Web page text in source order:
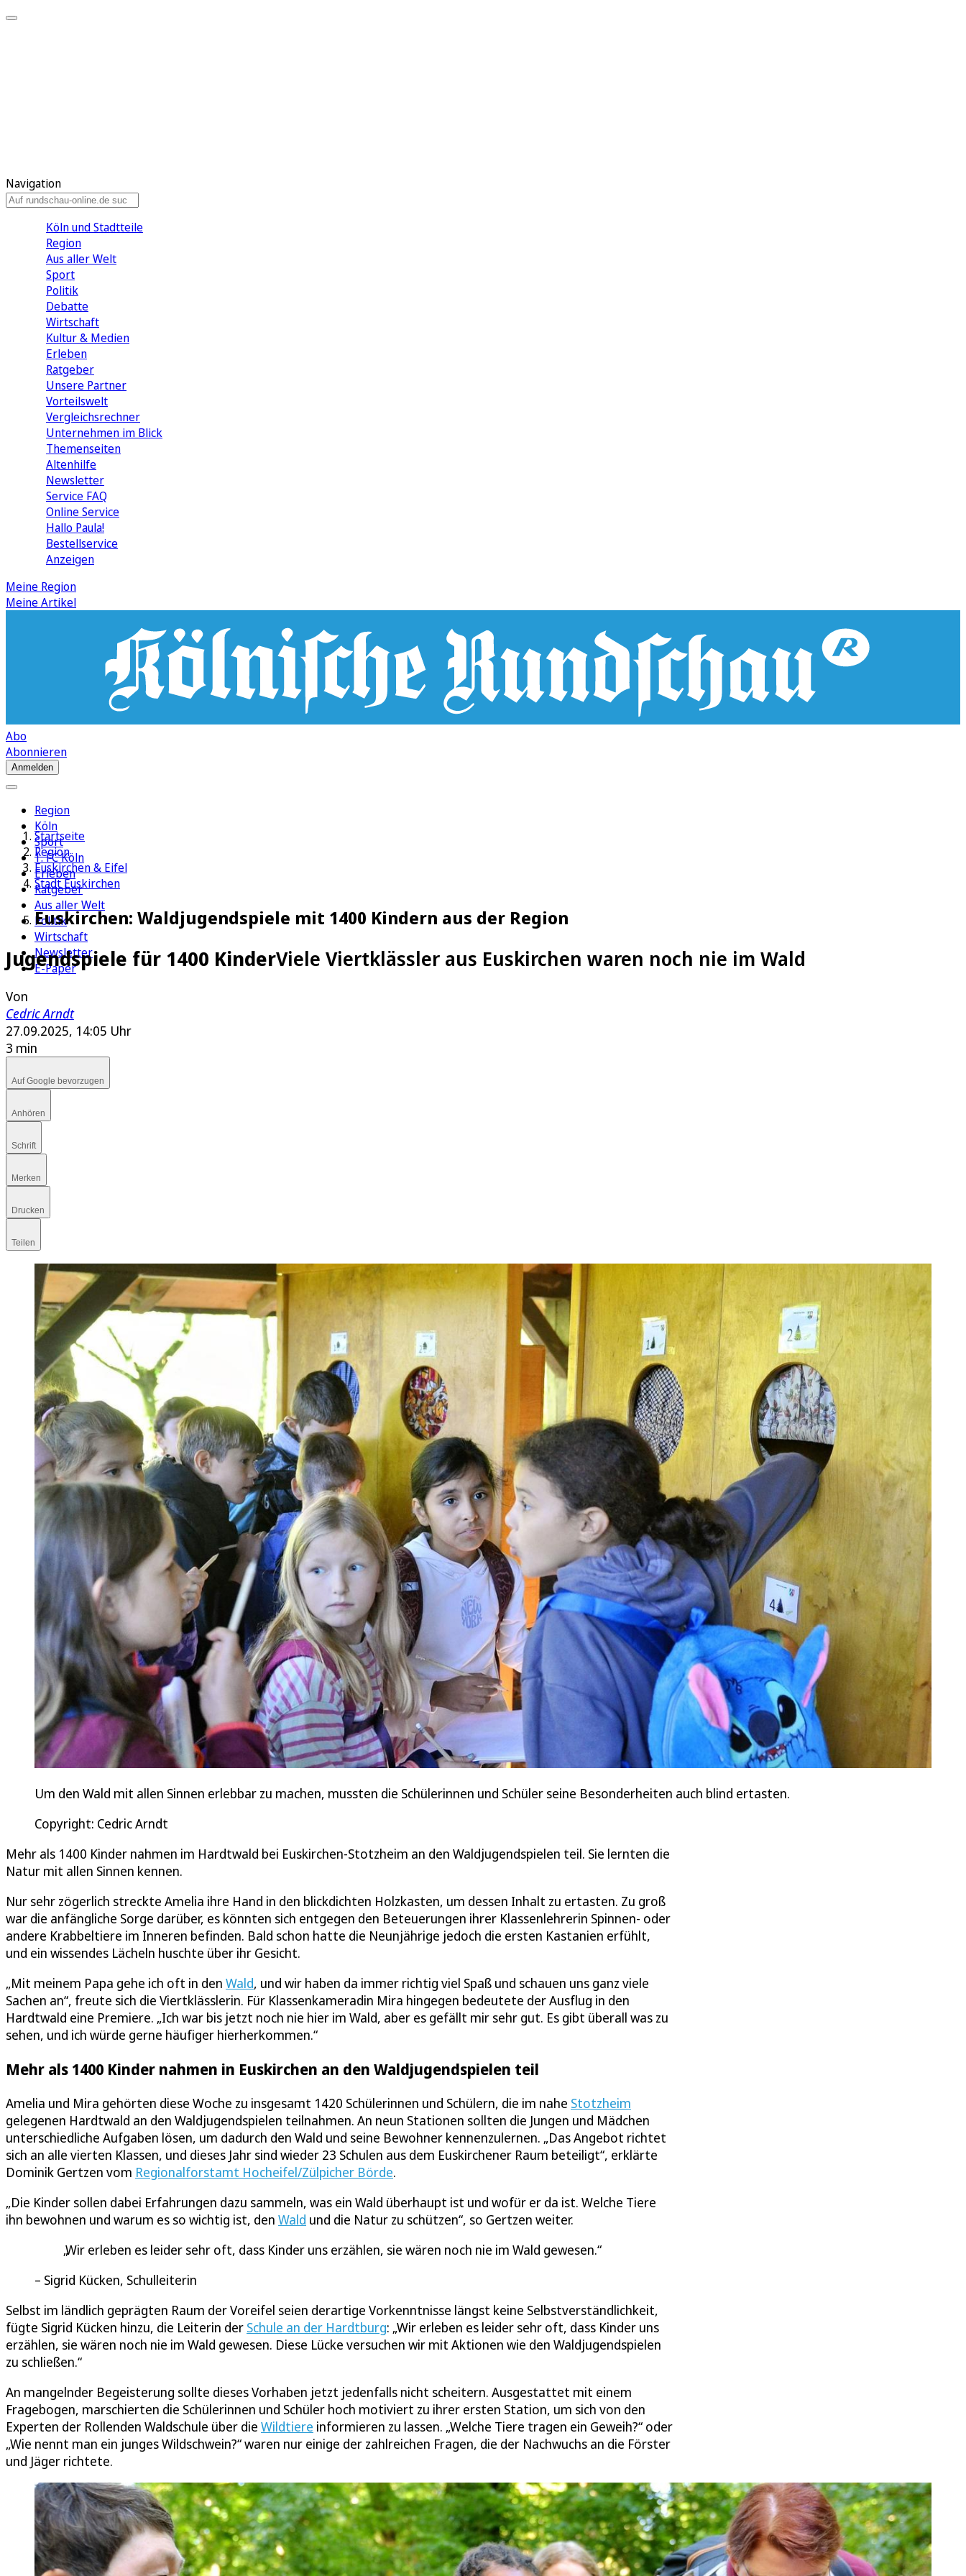
Navigation
Köln und Stadtteile
Region
Aus aller Welt
Sport
Politik
Debatte
Wirtschaft
Kultur & Medien
Erleben
Ratgeber
Unsere Partner
Vorteilswelt
Vergleichsrechner
Unternehmen im Blick
Themenseiten
Altenhilfe
Newsletter
Service FAQ
Online Service
Hallo Paula!
Bestellservice
Anzeigen
Meine Region
Meine Artikel
Abo
Abonnieren
Anmelden
Region
Köln
Sport
1. FC Köln
Erleben
Ratgeber
Aus aller Welt
Politik
Wirtschaft
Newsletter
E-Paper
Startseite
Region
Euskirchen & Eifel
Stadt Euskirchen
Euskirchen: Waldjugendspiele mit 1400 Kindern aus der Region
Jugendspiele für 1400 KinderViele Viertklässler aus Euskirchen waren noch nie im Wald
Von
Cedric Arndt
27.09.2025, 14:05 Uhr
3 min
Auf Google bevorzugen
Anhören
Schrift
Merken
Drucken
Teilen
Um den Wald mit allen Sinnen erlebbar zu machen, mussten die Schülerinnen und Schüler seine Besonderheiten auch blind ertasten.
Copyright: Cedric Arndt
Mehr als 1400 Kinder nahmen im Hardtwald bei Euskirchen-Stotzheim an den Waldjugendspielen teil. Sie lernten die
Natur mit allen Sinnen kennen.
Nur sehr zögerlich streckte Amelia ihre Hand in den blickdichten Holzkasten, um dessen Inhalt zu ertasten. Zu groß
war die anfängliche Sorge darüber, es könnten sich entgegen den Beteuerungen ihrer Klassenlehrerin Spinnen- oder
andere Krabbeltiere im Inneren befinden. Bald schon hatte die Neunjährige jedoch die ersten Kastanien erfühlt,
und ein wissendes Lächeln huschte über ihr Gesicht.
„Mit meinem Papa gehe ich oft in den Wald, und wir haben da immer richtig viel Spaß und schauen uns ganz viele
Sachen an“, freute sich die Viertklässlerin. Für Klassenkameradin Mira hingegen bedeutete der Ausflug in den
Hardtwald eine Premiere. „Ich war bis jetzt noch nie hier im Wald, aber es gefällt mir sehr gut. Es gibt überall was zu
sehen, und ich würde gerne häufiger hierherkommen.“
Mehr als 1400 Kinder nahmen in Euskirchen an den Waldjugendspielen teil
Amelia und Mira gehörten diese Woche zu insgesamt 1420 Schülerinnen und Schülern, die im nahe Stotzheim
gelegenen Hardtwald an den Waldjugendspielen teilnahmen. An neun Stationen sollten die Jungen und Mädchen
unterschiedliche Aufgaben lösen, um dadurch den Wald und seine Bewohner kennenzulernen. „Das Angebot richtet
sich an alle vierten Klassen, und dieses Jahr sind wieder 23 Schulen aus dem Euskirchener Raum beteiligt“, erklärte
Dominik Gertzen vom Regionalforstamt Hocheifel/Zülpicher Börde.
„Die Kinder sollen dabei Erfahrungen dazu sammeln, was ein Wald überhaupt ist und wofür er da ist. Welche Tiere
ihn bewohnen und warum es so wichtig ist, den Wald und die Natur zu schützen“, so Gertzen weiter.
Wir erleben es leider sehr oft, dass Kinder uns erzählen, sie wären noch nie im Wald gewesen.
Sigrid Kücken, Schulleiterin
Selbst im ländlich geprägten Raum der Voreifel seien derartige Vorkenntnisse längst keine Selbstverständlichkeit,
fügte Sigrid Kücken hinzu, die Leiterin der Schule an der Hardtburg: „Wir erleben es leider sehr oft, dass Kinder uns
erzählen, sie wären noch nie im Wald gewesen. Diese Lücke versuchen wir mit Aktionen wie den Waldjugendspielen
zu schließen.“
An mangelnder Begeisterung sollte dieses Vorhaben jetzt jedenfalls nicht scheitern. Ausgestattet mit einem
Fragebogen, marschierten die Schülerinnen und Schüler hoch motiviert zu ihrer ersten Station, um sich von den
Experten der Rollenden Waldschule über die Wildtiere informieren zu lassen. „Welche Tiere tragen ein Geweih?“ oder
„Wie nennt man ein junges Wildschwein?“ waren nur einige der zahlreichen Fragen, die der Nachwuchs an die Förster
und Jäger richtete.